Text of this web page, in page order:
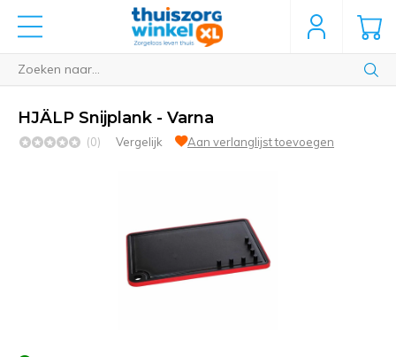
HJÄLP Snijplank - Varna
(0) Vergelijk Aan verlanglijst toevoegen